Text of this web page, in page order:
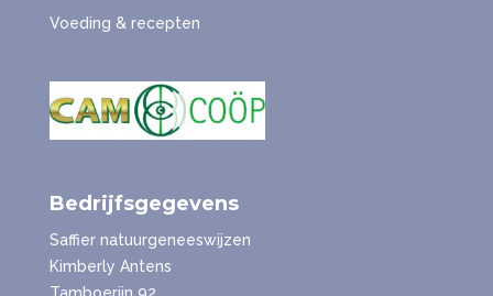
Voeding & recepten
Bedrijfsgegevens
Saffier natuurgeneeswijzen
Kimberly Antens